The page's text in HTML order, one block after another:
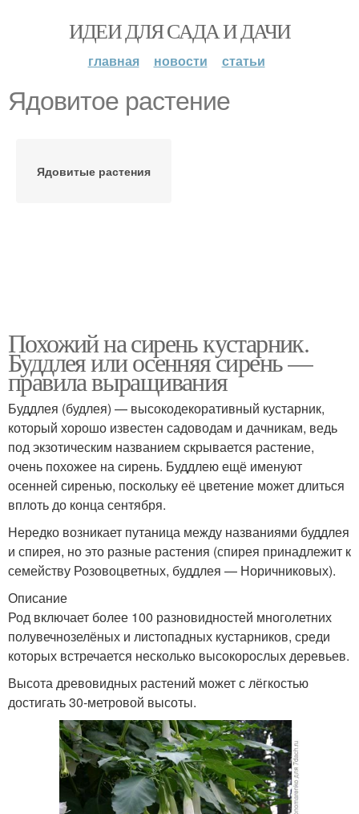
ИДЕИ ДЛЯ САДА И ДАЧИ
главная новости статьи
Ядовитое растение
Ядовитые растения
Похожий на сирень кустарник.
Буддлея или осенняя сирень —
правила выращивания
Буддлея (будлея) — высокодекоративный кустарник,
который хорошо известен садоводам и дачникам, ведь
под экзотическим названием скрывается растение,
очень похожее на сирень. Буддлею ещё именуют
осенней сиренью, поскольку её цветение может длиться
вплоть до конца сентября.
Нередко возникает путаница между названиями буддлея
и спирея, но это разные растения (спирея принадлежит к
семейству Розовоцветных, буддлея — Норичниковых).
Описание
Род включает более 100 разновидностей многолетних
полувечнозелёных и листопадных кустарников, среди
которых встречается несколько высокорослых деревьев.
Высота древовидных растений может с лёгкостью
достигать 30-метровой высоты.